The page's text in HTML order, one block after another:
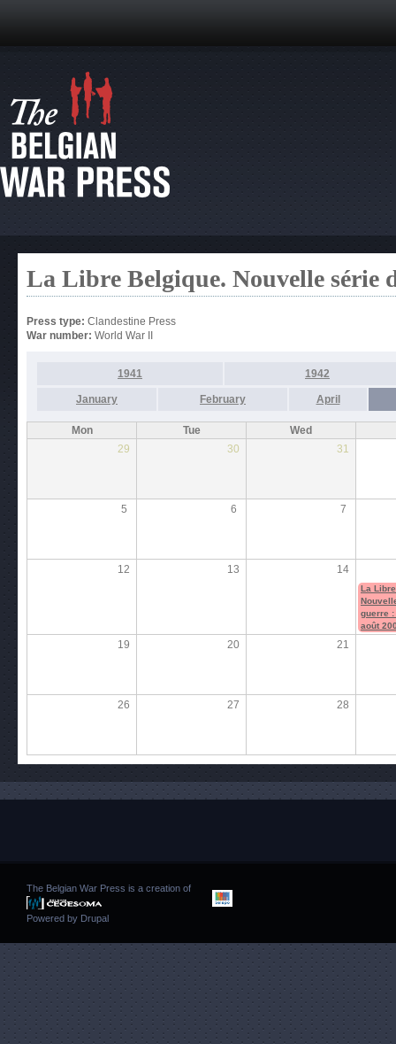
La Libre Belgique. Nouvelle série
Press type: Clandestine Press
War number: World War II
1941 1942
January February April
Mon Tue
Wed
29
30 31
5 6 7
12 13 14
La
guerre :
août
19 20 21
26 27 28
The Belgian War Press is a creation of
Powered by Drupal